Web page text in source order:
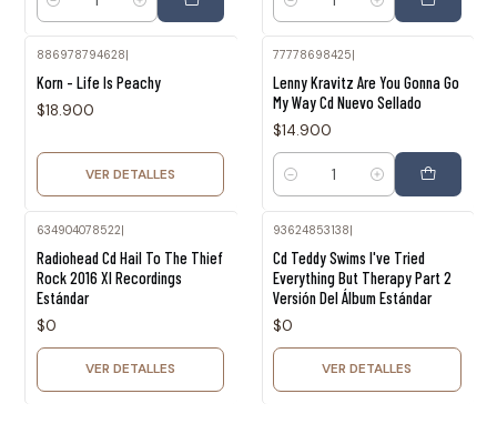
Cantidad Cantidad
886978794628
Korn - Life Is Peachy
$18.900
VER DETALLES
77778698425
Lenny Kravitz Are You Gonna Go
My Way Cd Nuevo Sellado
$14.900
Cantidad
634904078522|
Radiohead Cd Hail To The Thief
Rock 2016 Xl Recordings
Estándar
$0
VER DETALLES
93624853138|
Cd Teddy Swims I've Tried
Everything But Therapy Part 2
Versión Del Álbum Estándar
$0
VER DETALLES